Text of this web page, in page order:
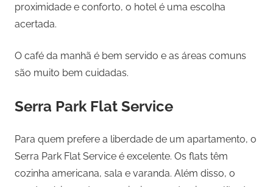
proximidade e conforto, o hotel é uma escolha
acertada.
O café da manhã é bem servido e as áreas comuns
são muito bem cuidadas.
Serra Park Flat Service
Para quem prefere a liberdade de um apartamento, o
Serra Park Flat Service é excelente. Os flats têm
cozinha americana, sala e varanda. Além disso, o